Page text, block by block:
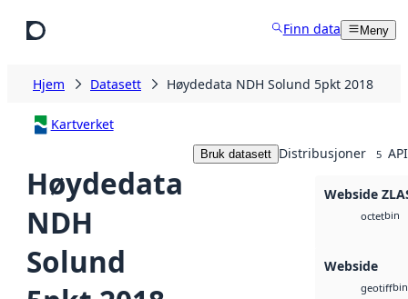
Finn data Meny
Hjem Datasett Høydedata NDH Solund 5pkt 2018
Kartverket
Høydedata
NDH
Solund
Bruk datasett Distribusjoner 5
Webside
octetbin
Webside
geotiffbin